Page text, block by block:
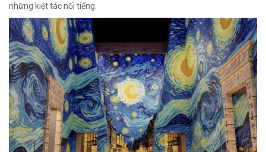
những kiệt tác nổi tiếng.